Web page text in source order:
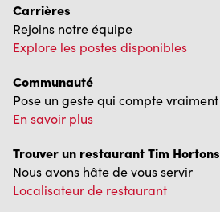
Carrières
Rejoins notre équipe
Explore les postes disponibles
Communauté
Pose un geste qui compte vraiment
En savoir plus
Trouver un restaurant Tim Hortons
Nous avons hâte de vous servir
Localisateur de restaurant